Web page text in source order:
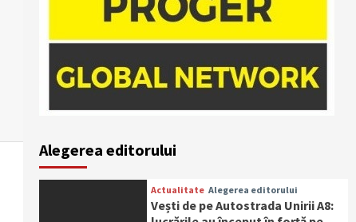
Alegerea editorului
Actualitate Alegerea editorului
Vești de pe Autostrada Unirii A8: